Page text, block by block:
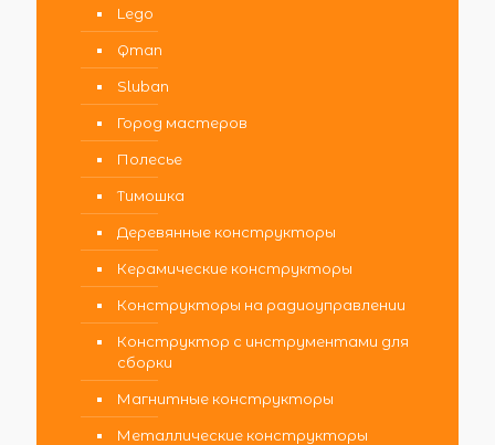
Lego
Qman
Sluban
Город мастеров
Полесье
Тимошка
Деревянные конструкторы
Керамические конструкторы
Конструкторы на радиоуправлении
Конструктор с инструментами для
сборки
Магнитные конструкторы
Металлические конструкторы